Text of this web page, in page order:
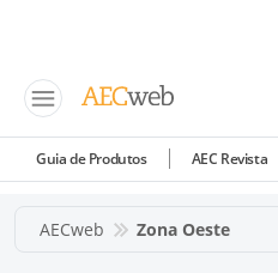
Guia de Produtos AEC Revista
AECweb Zona Oeste